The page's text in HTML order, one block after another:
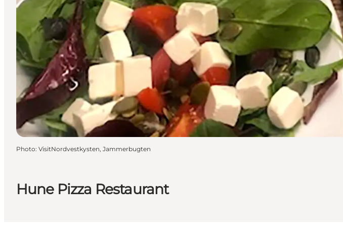
Hune Pizza Restaurant
Photo: VisitNordvestkysten, Jammerbugten